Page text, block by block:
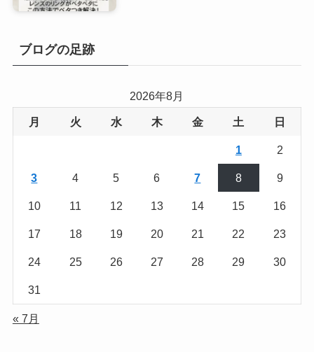
ブログの足跡
2026年8月
月 火 水 木 金 土 日
1 2
3 4 5 6 7 8 9
10 11 12 13 14 15 16
17 18 19 20 21 22 23
24 25 26 27 28 29 30
31
« 7月